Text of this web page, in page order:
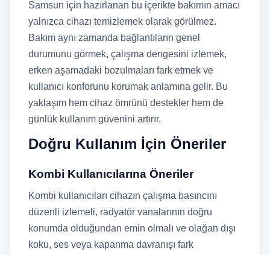
Samsun için hazırlanan bu içerikte bakımın amacı
yalnızca cihazı temizlemek olarak görülmez.
Bakım aynı zamanda bağlantıların genel
durumunu görmek, çalışma dengesini izlemek,
erken aşamadaki bozulmaları fark etmek ve
kullanıcı konforunu korumak anlamına gelir. Bu
yaklaşım hem cihaz ömrünü destekler hem de
günlük kullanım güvenini artırır.
Doğru Kullanım İçin Öneriler
Kombi Kullanıcılarına Öneriler
Kombi kullanıcıları cihazın çalışma basıncını
düzenli izlemeli, radyatör vanalarının doğru
konumda olduğundan emin olmalı ve olağan dışı
koku, ses veya kapanma davranışı fark